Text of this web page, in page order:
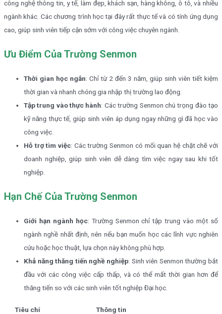
công nghệ thông tin, y tế, làm đẹp, khách sạn, hàng không, ô tô, và nhiều
ngành khác. Các chương trình học tại đây rất thực tế và có tính ứng dụng
cao, giúp sinh viên tiếp cận sớm với công việc chuyên ngành.
Ưu Điểm Của Trường Senmon
Thời gian học ngắn: Chỉ từ 2 đến 3 năm, giúp sinh viên tiết kiệm
thời gian và nhanh chóng gia nhập thị trường lao động.
Tập trung vào thực hành: Các trường Senmon chú trọng đào tạo
kỹ năng thực tế, giúp sinh viên áp dụng ngay những gì đã học vào
công việc.
Hỗ trợ tìm việc: Các trường Senmon có mối quan hệ chặt chẽ với
doanh nghiệp, giúp sinh viên dễ dàng tìm việc ngay sau khi tốt
nghiệp.
Hạn Chế Của Trường Senmon
Giới hạn ngành học: Trường Senmon chỉ tập trung vào một số
ngành nghề nhất định, nên nếu bạn muốn học các lĩnh vực nghiên
cứu hoặc học thuật, lựa chọn này không phù hợp.
Khả năng thăng tiến nghề nghiệp: Sinh viên Senmon thường bắt
đầu với các công việc cấp thấp, và có thể mất thời gian hơn để
thăng tiến so với các sinh viên tốt nghiệp Đại học.
Tiêu chí
Thông tin